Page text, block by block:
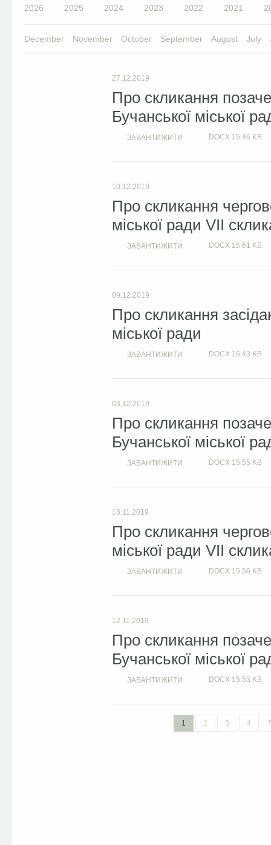
2026 2025 2024 2023 2022 2021
December November October September August July
27.12.2019
Про скликання
Бучанської міської
ЗАВАНТИЖИТИ DOCX 15.46 KB
10.12.2019
Про скликання
міської ради VII
ЗАВАНТИЖИТИ DOCX 15.61 KB
09.12.2019
Про скликання
міської ради
ЗАВАНТИЖИТИ DOCX 16.43 KB
03.12.2019
Про скликання
Бучанської міської
ЗАВАНТИЖИТИ DOCX 15.55 KB
18.11.2019
Про скликання
міської ради VII
ЗАВАНТИЖИТИ DOCX 15.56 KB
12.11.2019
Про скликання
Бучанської міської
ЗАВАНТИЖИТИ DOCX 15.53 KB
1 2 3 4